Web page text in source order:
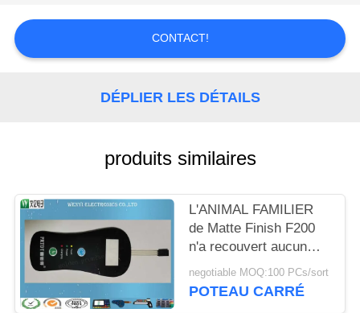
DEMANDEZ
UNE
CITATION
PRIVACY
POLICY
CONTACT!
DÉPLIER LES DÉTAILS
produits similaires
L'ANIMAL FAMILIER
de Matte Finish F200
n'a recouvert aucun
contact à membrane
plat gravant en refief
negotiable MOQ:100 PCs/sort
POTEAU CARRÉ